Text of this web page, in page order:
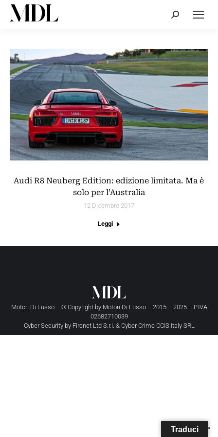
Cerca:
Audi R8 Neuberg Edition: edizione limitata. Ma è
solo per l’Australia
12 Dicembre 2017
Leggi
Motori Di Lusso – © Copyright by Motori Di Lusso– 2015 – 2025 – P.IVA
02682710039
Cyber Security by Firenet Ltd S.r.l. & Cyber Crime CCIS Italy SRL
Traduci